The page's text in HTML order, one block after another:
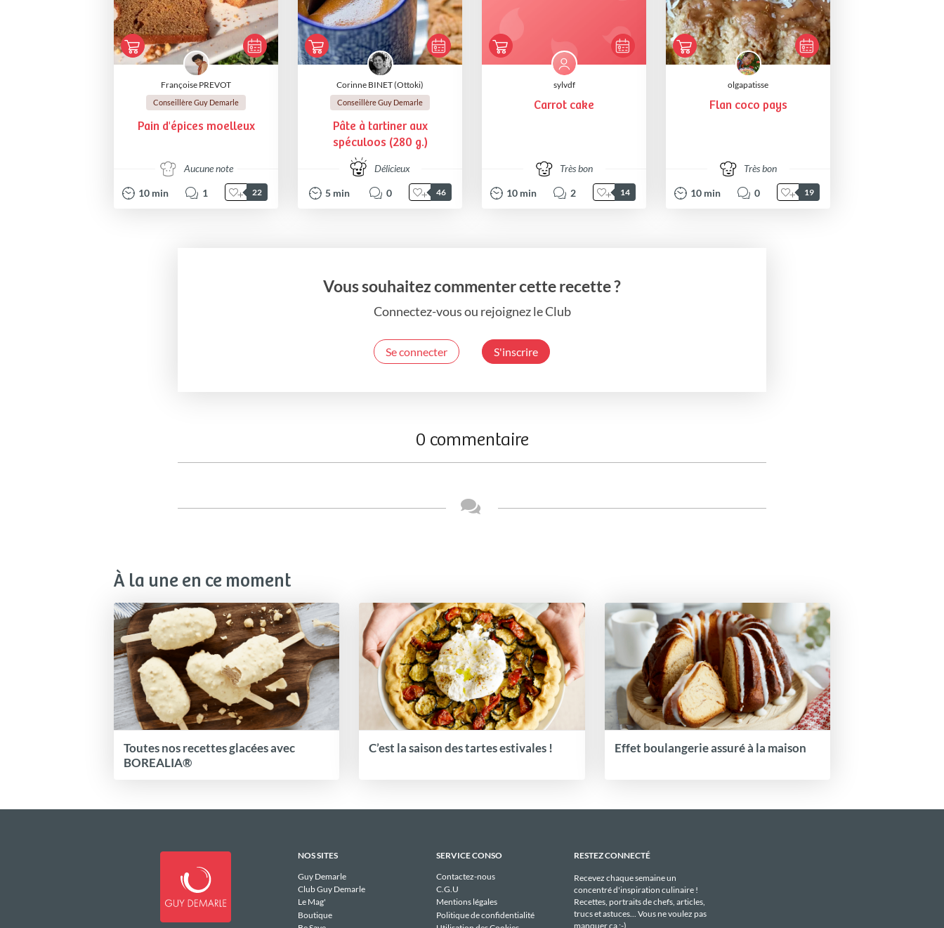
Françoise PREVOT
Conseillère Guy Demarle
Pain d'épices moelleux
Aucune note
10 min 1 22
Corinne BINET (Ottoki)
Conseillère Guy Demarle
Pâte à tartiner aux
spéculoos (280 g.)
Délicieux
5 min 0 46
sylvdf
Carrot cake
Très bon
10 min 2 14
olgapatisse
Flan coco pays
Très bon
10 min 0 19
Vous souhaitez commenter cette recette ?
Connectez-vous ou rejoignez le Club
Se connecter S'inscrire
0 commentaire
À la une en ce moment
Toutes nos recettes glacées avec
BOREALIA®
C’est la saison des tartes estivales ! Effet boulangerie assuré à la maison
NOS SITES
Guy Demarle
Club Guy Demarle
Le Mag'
Boutique
SERVICE CONSO
Contactez-nous
C.G.U
Mentions légales
Politique de confidentialité
RESTEZ CONNECTÉ
Recevez chaque semaine un
concentré d'inspiration culinaire !
Recettes, portraits de chefs, articles,
trucs et astuces... Vous ne voulez pas
manquer ça ;-)